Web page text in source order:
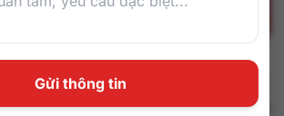
ngày càng trở thành thiết bị chăm sóc
gia đình quan tâm và đầu tư. Không
Gửi thông tin